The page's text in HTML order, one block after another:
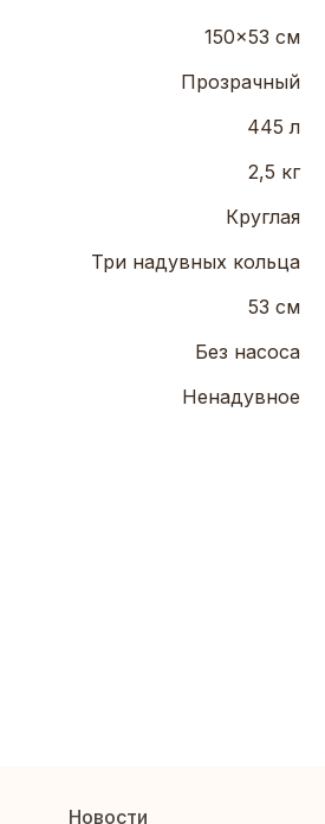
150x53 см
Прозрачный
445 л
2,5 кг
Круглая
Три надувных кольца
53 см
Без насоса
Ненадувное
Новости